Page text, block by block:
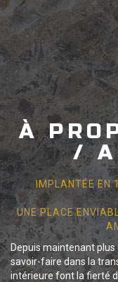
À
/
IMPLANTÉE EN
UNE PLACE
Depuis maintenant
savoir-faire dans la
intérieure font la fierté